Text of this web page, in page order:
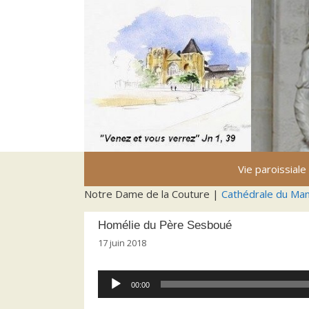
Vie paroissiale
Notre Dame de la Couture | Cathédrale du
Homélie du Père Sesboué
17 juin 2018
Lecteur
audio
00:00